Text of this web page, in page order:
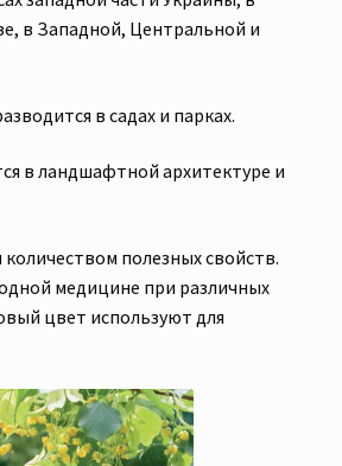
в Западной, Центральной и
в садах и парках.
в ландшафтной архитектуре и
полезных свойств.
медицине при различных
цвет используют для